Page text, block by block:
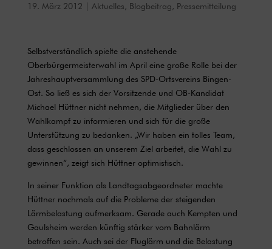
19. März 2012 Aktuelles, Blogbeitrag, Pressemitteilung
Selbstverständlich spielte die anstehende
Oberbürgermeisterwahl im April eine große Rolle bei der
Jahreshauptversammlung des SPD-Ortsvereins Bingen-
Ost. So ließ es sich der Vorsitzende und OB-Kandidat
Michael Hüttner nicht nehmen, die Mitglieder über den
Wahlkampf zu informieren und sich für die große
Unterstützung zu bedanken. „Wir haben ein tolles Team,
dass geschlossen an unserem Ziel arbeitet, die Wahl zu
gewinnen“, zeigt sich Hüttner optimistisch.
In seiner Funktion als Landtagsabgeordneter machte
Hüttner nochmals auf die Probleme der steigenden
Lärmbelastung aufmerksam. Gerade auch Kempten und
Gaulsheim werden künftig stärker vom Bahnlärm
betroffen sein. Auch sei der Fluglärm und die Belastung